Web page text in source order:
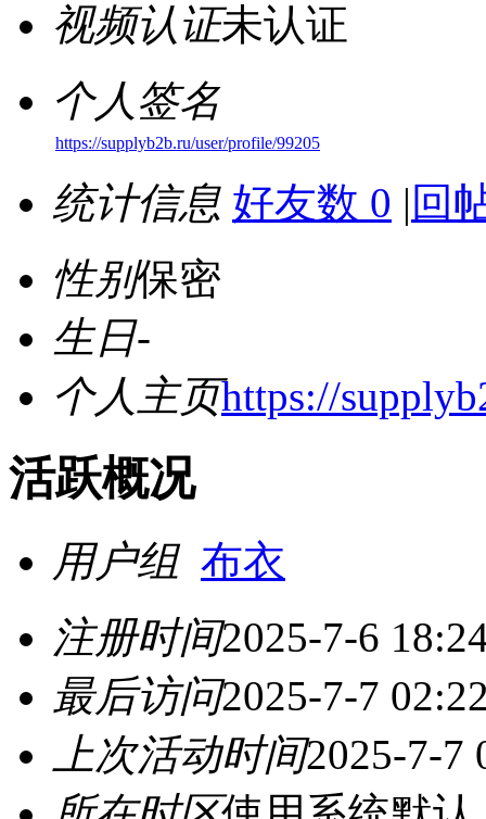
视频认证未认证
个人签名
https://supplyb2b.ru/user/profile/99205
统计信息 好友数 0 | 回
性别保密
生日-
个人主页https://
活跃概况
用户组 布衣
注册时间2025-7-6
最后访问2025-7-7
上次活动时间2025-7-7